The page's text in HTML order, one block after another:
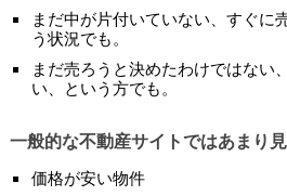
まだ中が片付いていない、すぐに
う状況でも。
まだ売ろうと決めたわけではない
い、という方でも。
一般的な不動産サイトではあまり
価格が安い物件